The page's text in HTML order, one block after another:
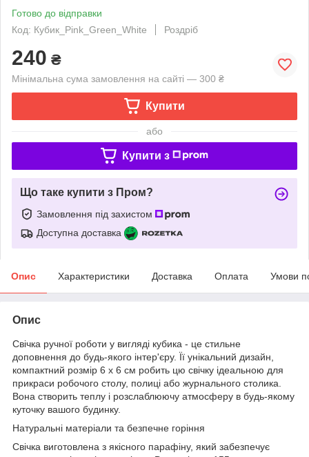
Готово до відправки
Код: Кубик_Pink_Green_White
Роздріб
240 ₴
Мінімальна сума замовлення на сайті — 300 ₴
Купити
або
Купити з
Що таке купити з Пром?
Замовлення під захистом
Доступна доставка
Опис Характеристики Доставка Оплата Умови
Опис
Свічка ручної роботи у вигляді кубика - це стильне
доповнення до будь-якого інтер'єру. Її унікальний дизайн,
компактний розмір 6 х 6 см робить цю свічку ідеальною для
прикраси робочого столу, полиці або журнального столика.
Вона створить теплу і розслаблюючу атмосферу в будь-якому
куточку вашого будинку.
Натуральні матеріали та безпечне горіння
Свічка виготовлена з якісного парафіну, який забезпечує